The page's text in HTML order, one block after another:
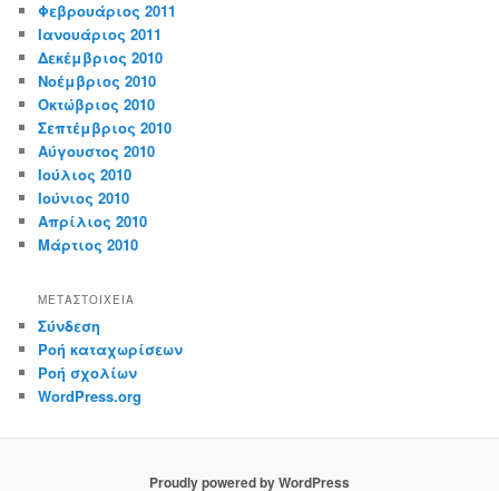
Φεβρουάριος 2011
Ιανουάριος 2011
Δεκέμβριος 2010
Νοέμβριος 2010
Οκτώβριος 2010
Σεπτέμβριος 2010
Αύγουστος 2010
Ιούλιος 2010
Ιούνιος 2010
Απρίλιος 2010
Μάρτιος 2010
ΜΕΤΑΣΤΟΙΧΕΊΑ
Σύνδεση
Ροή καταχωρίσεων
Ροή σχολίων
WordPress.org
Proudly powered by WordPress